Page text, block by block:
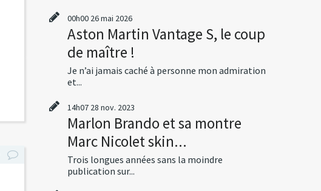
00h00 26mai 2026
Aston Martin Vantage S, le coup
de maître !
Je n’ai jamais caché à personne mon admiration
et...
14h07 28 nov. 2023
Marlon Brando et sa montre
Marc Nicolet skin...
Trois longues années sans la moindre
publication sur...